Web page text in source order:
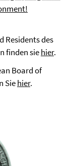
Residents des
finden siehier.
Board of
Siehier.